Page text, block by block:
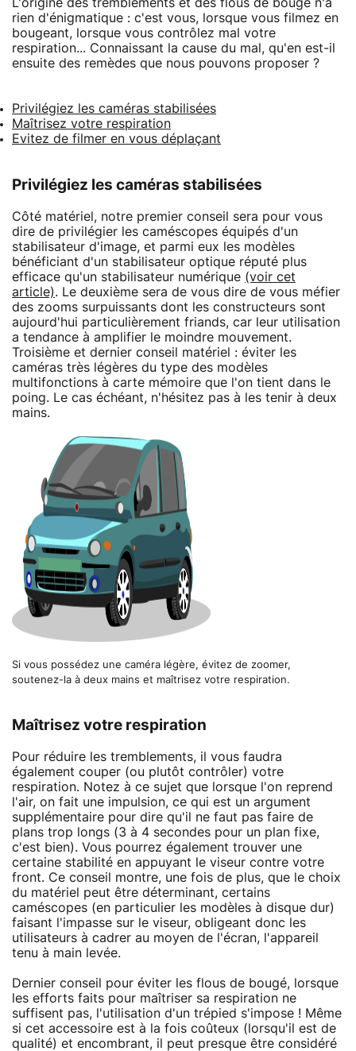
L'origine des tremblements et des flous de bougé n'a
rien d'énigmatique : c'est vous, lorsque vous filmez en
bougeant, lorsque vous contrôlez mal votre
respiration... Connaissant la cause du mal, qu'en est-il
ensuite des remèdes que nous pouvons proposer ?
Privilégiez les caméras stabilisées
Maîtrisez votre respiration
Evitez de filmer en vous déplaçant
Privilégiez les caméras stabilisées
Côté matériel, notre premier conseil sera pour vous
dire de privilégier les caméscopes équipés d'un
stabilisateur d'image, et parmi eux les modèles
bénéficiant d'un stabilisateur optique réputé plus
efficace qu'un stabilisateur numérique (voir cet
article). Le deuxième sera de vous dire de vous méfier
des zooms surpuissants dont les constructeurs sont
aujourd'hui particulièrement friands, car leur utilisation
a tendance à amplifier le moindre mouvement.
Troisième et dernier conseil matériel : éviter les
caméras très légères du type des modèles
multifonctions à carte mémoire que l'on tient dans le
poing. Le cas échéant, n'hésitez pas à les tenir à deux
mains.
Si vous possédez une caméra légère, évitez de zoomer,
soutenez-la à deux mains et maîtrisez votre respiration.
Maîtrisez votre respiration
Pour réduire les tremblements, il vous faudra
également couper (ou plutôt contrôler) votre
respiration. Notez à ce sujet que lorsque l'on reprend
l'air, on fait une impulsion, ce qui est un argument
supplémentaire pour dire qu'il ne faut pas faire de
plans trop longs (3 à 4 secondes pour un plan fixe,
c'est bien). Vous pourrez également trouver une
certaine stabilité en appuyant le viseur contre votre
front. Ce conseil montre, une fois de plus, que le choix
du matériel peut être déterminant, certains
caméscopes (en particulier les modèles à disque dur)
faisant l'impasse sur le viseur, obligeant donc les
utilisateurs à cadrer au moyen de l'écran, l'appareil
tenu à main levée.
Dernier conseil pour éviter les flous de bougé, lorsque
les efforts faits pour maîtriser sa respiration ne
suffisent pas, l'utilisation d'un trépied s'impose ! Même
si cet accessoire est à la fois coûteux (lorsqu'il est de
qualité) et encombrant, il peut presque être considéré